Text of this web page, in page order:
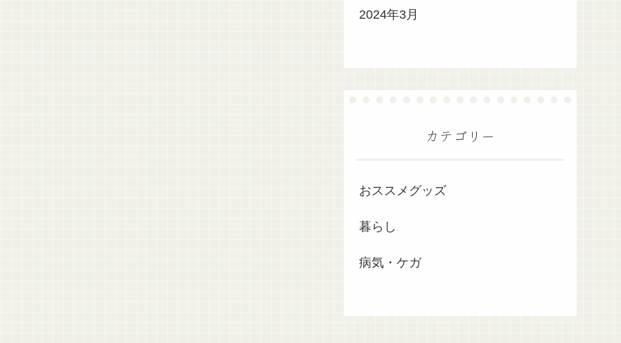
2024年3月
カテゴリー
おススメグッズ
暮らし
病気・ケガ